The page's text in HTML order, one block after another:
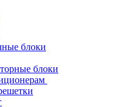
блоки
блоки